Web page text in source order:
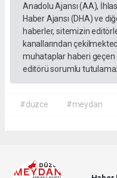
Anadolu Ajansı (AA),
Haber Ajansı (DHA) ve
haberler, sitemizin
kanallarından
muhataplar haberi
editörü sorumlu
#düzce #meydan